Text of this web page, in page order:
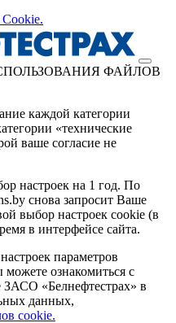
ФАЙЛОВ
каждой категории
«технические
ваше согласие не
настроек на 1 год. По
снова запросит Ваше
выбор настроек cookie (в
в интерфейсе сайта.
параметров
ознакомиться с
«Белнефтестрах» в
данных,
cookie.